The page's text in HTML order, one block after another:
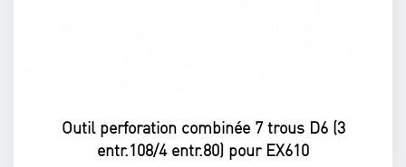
Outil perforation combinée 7 trous D6 (3
entr.108/4 entr.80) pour EX610